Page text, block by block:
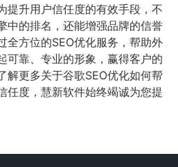
提升用户信任度的有效手段，不
中的排名，还能增强品牌的信誉
全方位的SEO优化服务，帮助外
可靠、专业的形象，赢得客户的
解更多关于谷歌SEO优化如何帮
任度，慧新软件始终竭诚为您提